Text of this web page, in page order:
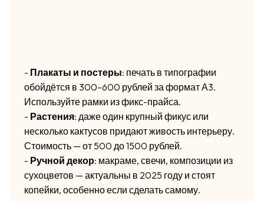
- Плакаты и постеры: печать в типографии
обойдётся в 300–600 рублей за формат А3.
Используйте рамки из фикс-прайса.
- Растения: даже один крупный фикус или
несколько кактусов придают живость интерьеру.
Стоимость — от 500 до 1500 рублей.
- Ручной декор: макраме, свечи, композиции из
сухоцветов — актуальны в 2025 году и стоят
копейки, особенно если сделать самому.